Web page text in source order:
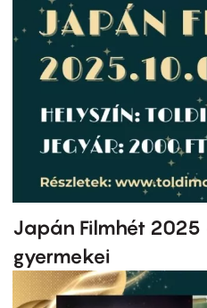
Japán Filmhét
gyermekei